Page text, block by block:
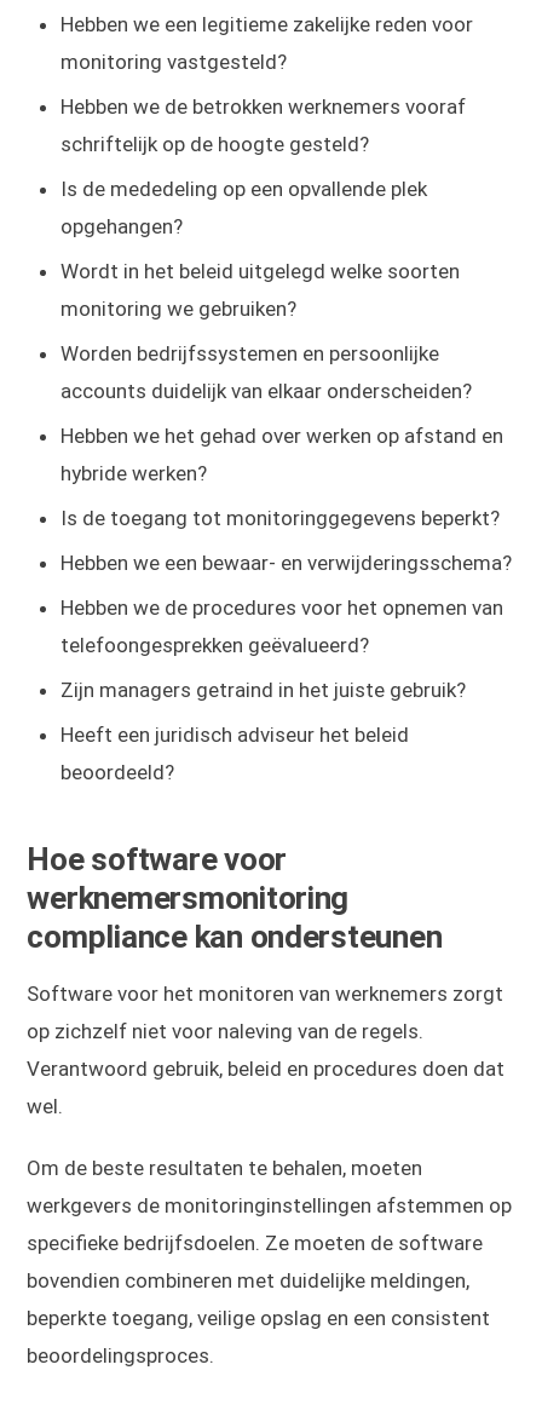
Hebben we een legitieme zakelijke reden voor
monitoring vastgesteld?
Hebben we de betrokken werknemers vooraf
schriftelijk op de hoogte gesteld?
Is de mededeling op een opvallende plek
opgehangen?
Wordt in het beleid uitgelegd welke soorten
monitoring we gebruiken?
Worden bedrijfssystemen en persoonlijke
accounts duidelijk van elkaar onderscheiden?
Hebben we het gehad over werken op afstand en
hybride werken?
Is de toegang tot monitoringgegevens beperkt?
Hebben we een bewaar- en verwijderingsschema?
Hebben we de procedures voor het opnemen van
telefoongesprekken geëvalueerd?
Zijn managers getraind in het juiste gebruik?
Heeft een juridisch adviseur het beleid
beoordeeld?
Hoe software voor
werknemersmonitoring
compliance kan ondersteunen
Software voor het monitoren van werknemers zorgt
op zichzelf niet voor naleving van de regels.
Verantwoord gebruik, beleid en procedures doen dat
wel.
Om de beste resultaten te behalen, moeten
werkgevers de monitoringinstellingen afstemmen op
specifieke bedrijfsdoelen. Ze moeten de software
bovendien combineren met duidelijke meldingen,
beperkte toegang, veilige opslag en een consistent
beoordelingsproces.